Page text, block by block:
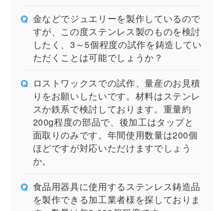
金などでジュエリーを製作しているので
すが、この度ステンレス製のものを検討
したく、3～5個程度の試作を鋳造してい
ただくことは可能でしょうか？
ロストワックスでの試作、量産のお見積
りをお願いしたいです。材料はステンレ
スか鉄系で検討しております。重量約
200g程度の部品で、後加工はタップと
面取りのみです。年間使用数量は200個
ほどですが対応いただけますでしょう
か。
食品用器具に使用するステンレス鋳造品
を製作できる加工業者様を探しておりま